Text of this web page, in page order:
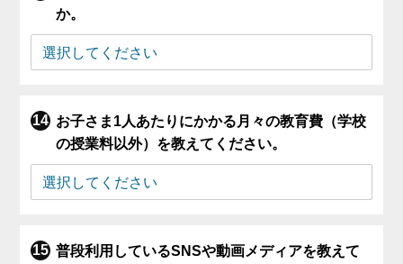
か。
お子さま1人あたりにかかる月々の教育費（学校
の授業料以外）を教えてください。
普段利用しているSNSや動画メディアを教えて